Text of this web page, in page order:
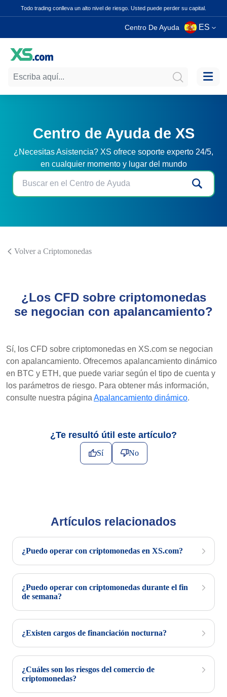
Todo trading conlleva un alto nivel de riesgo. Usted puede perder su capital.
Centro De Ayuda ES
Centro de Ayuda de XS
¿Necesitas Asistencia? XS ofrece soporte experto 24/5,
en cualquier momento y lugar del mundo
Volver a Criptomonedas
¿Los CFD sobre criptomonedas
se negocian con apalancamiento?
Sí, los CFD sobre criptomonedas en XS.com se negocian
con apalancamiento. Ofrecemos apalancamiento dinámico
en BTC y ETH, que puede variar según el tipo de cuenta y
los parámetros de riesgo. Para obtener más información,
consulte nuestra página Apalancamiento dinámico.
¿Te resultó útil este artículo?
Sí No
Artículos relacionados
¿Puedo operar con criptomonedas en XS.com?
¿Puedo operar con criptomonedas durante el fin
de semana?
¿Existen cargos de financiación nocturna?
¿Cuáles son los riesgos del comercio de
criptomonedas?